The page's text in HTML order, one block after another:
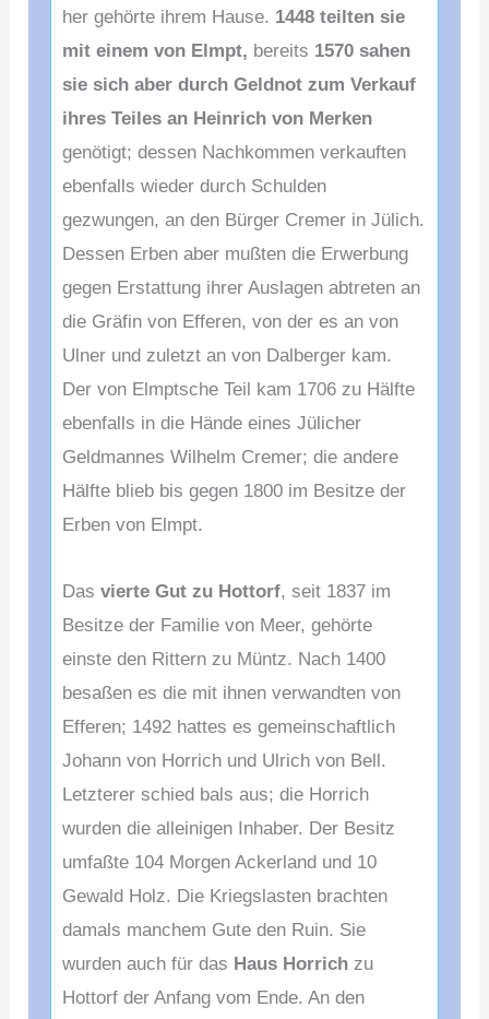
her gehörte ihrem Hause. 1448 teilten sie
mit einem von Elmpt, bereits 1570 sahen
sie sich aber durch Geldnot zum Verkauf
ihres Teiles an Heinrich von Merken
genötigt; dessen Nachkommen verkauften
ebenfalls wieder durch Schulden
gezwungen, an den Bürger Cremer in Jülich.
Dessen Erben aber mußten die Erwerbung
gegen Erstattung ihrer Auslagen abtreten an
die Gräfin von Efferen, von der es an von
Ulner und zuletzt an von Dalberger kam.
Der von Elmptsche Teil kam 1706 zu Hälfte
ebenfalls in die Hände eines Jülicher
Geldmannes Wilhelm Cremer; die andere
Hälfte blieb bis gegen 1800 im Besitze der
Erben von Elmpt.
Dasvierte Gut zu Hottorf, seit 1837 im
Besitze der Familie von Meer, gehörte
einste den Rittern zu Müntz. Nach 1400
besaßen es die mit ihnen verwandten von
Efferen; 1492 hattes es gemeinschaftlich
Johann von Horrich und Ulrich von Bell.
Letzterer schied bals aus; die Horrich
wurden die alleinigen Inhaber. Der Besitz
umfaßte 104 Morgen Ackerland und 10
Gewald Holz. Die Kriegslasten brachten
damals manchem Gute den Ruin. Sie
wurden auch für das Haus Horrich zu
Hottorf der Anfang vom Ende. An den